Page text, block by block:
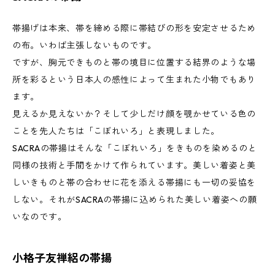
帯揚げは本来、帯を締める際に帯結びの形を安定させるため
の布。いわば主張しないものです。
ですが、胸元できものと帯の境目に位置する結界のような場
所を彩るという日本人の感性によって生まれた小物でもあり
ます。
見えるか見えないか？そして少しだけ顔を覗かせている色の
ことを先人たちは「こぼれいろ」と表現しました。
SACRAの帯揚はそんな「こぼれいろ」をきものを染めるのと
同様の技術と手間をかけて作られています。美しい着姿と美
しいきものと帯の合わせに花を添える帯揚にも一切の妥協を
しない。それがSACRAの帯揚に込められた美しい着姿への願
いなのです。
小格子友禅絽の帯揚